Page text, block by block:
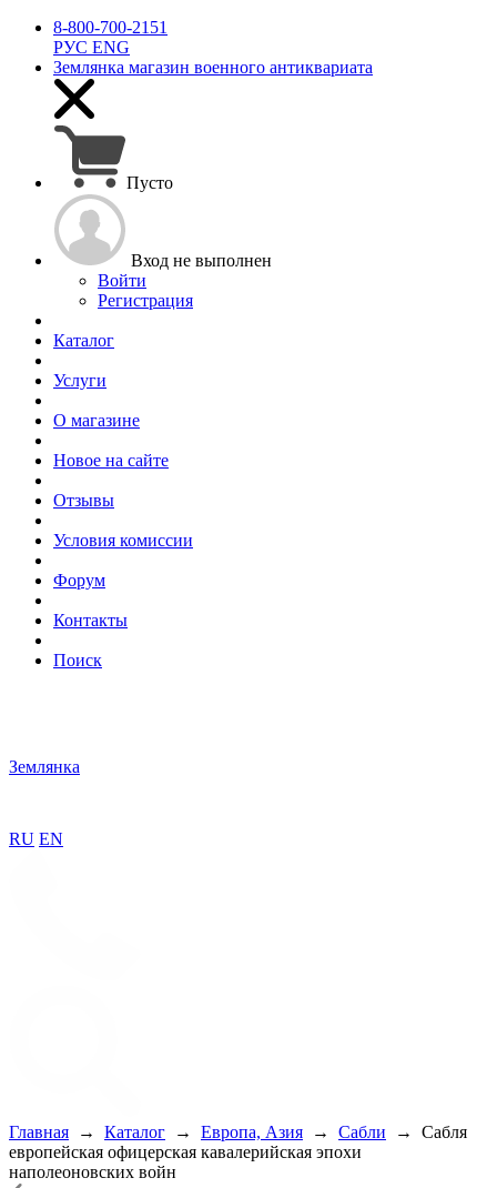
8-800-700-2151
РУС ENG
Землянка магазин военного антиквариата
Пусто
Вход не выполнен
Войти
Регистрация
Каталог
Услуги
О магазине
Новое на сайте
Отзывы
Условия комиссии
Форум
Контакты
Поиск
Землянка
RU EN
Главная → Каталог → Европа, Азия → Сабли →
Сабля
европейская офицерская кавалерийская эпохи
наполеоновских войн